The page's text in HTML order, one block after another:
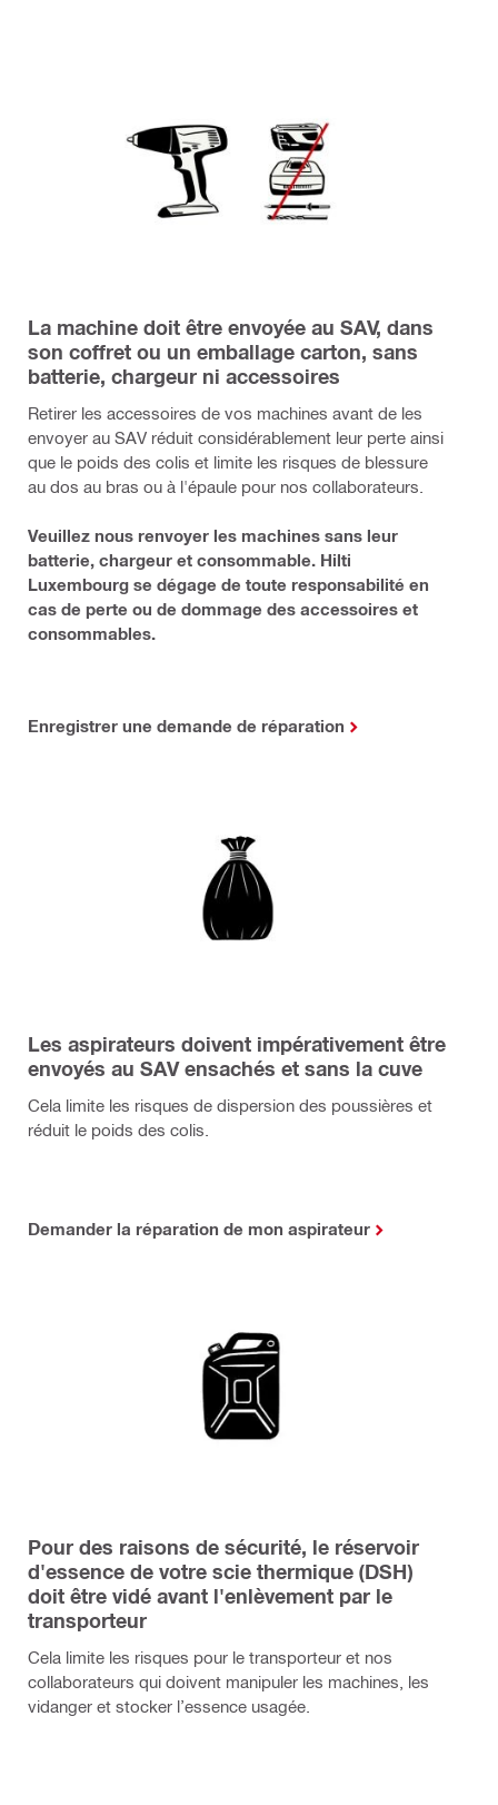
La machine doit être envoyée au SAV, dans
son coffret ou un emballage carton, sans
batterie, chargeur ni accessoires
Retirer les accessoires de vos machines avant de les
envoyer au SAV réduit considérablement leur perte ainsi
que le poids des colis et limite les risques de blessure
au dos au bras ou à l'épaule pour nos collaborateurs.
Veuillez nous renvoyer les machines sans leur
batterie, chargeur et consommable. Hilti
Luxembourg se dégage de toute responsabilité en
cas de perte ou de dommage des accessoires et
consommables.
Enregistrer une demande de réparation
Les aspirateurs doivent impérativement être
envoyés au SAV ensachés et sans la cuve
Cela limite les risques de dispersion des poussières et
réduit le poids des colis.
Demander la réparation de mon aspirateur
Pour des raisons de sécurité, le réservoir
d'essence de votre scie thermique (DSH)
doit être vidé avant l'enlèvement par le
transporteur
Cela limite les risques pour le transporteur et nos
collaborateurs qui doivent manipuler les machines, les
vidanger et stocker l’essence usagée.